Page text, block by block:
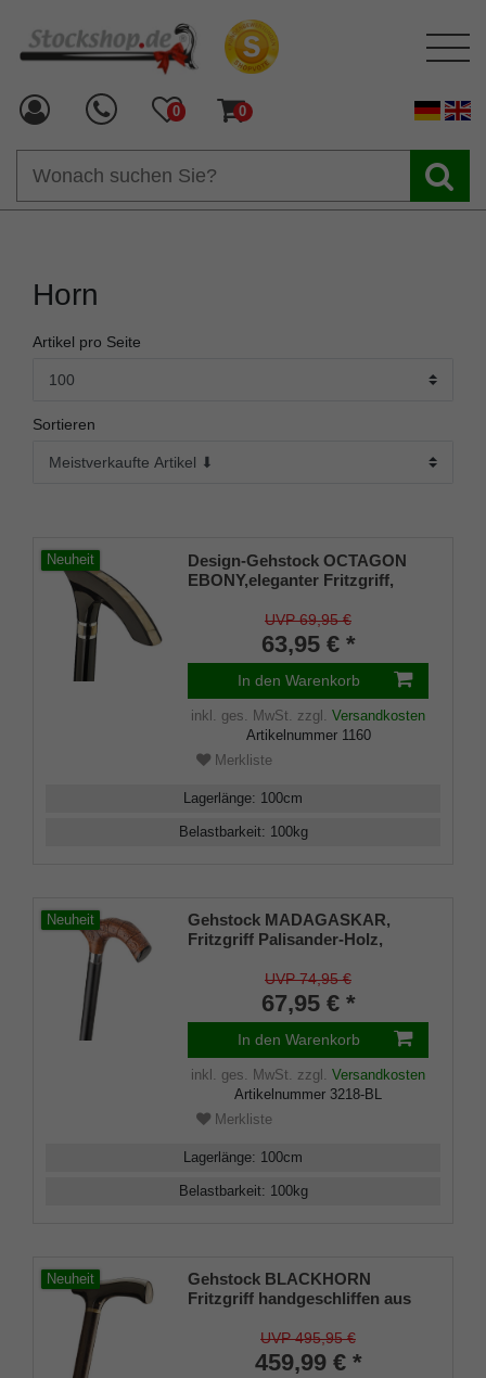
0 0
Horn
Artikel pro Seite
Sortieren
Neuheit
Design-Gehstock OCTAGON
EBONY,eleganter Fritzgriff,
handpoliert, Horn-Intarsien,
Stock Buchenholz schwarz
Ring aus Perlmutt/Onyx.
UVP 69,95 €
63,95 € *
In den Warenkorb
inkl. ges. MwSt. zzgl. Versandkosten
Artikelnummer 1160
Merkliste
Lagerlänge: 100cm
Belastbarkeit: 100kg
Neuheit
Gehstock MADAGASKAR,
Fritzgriff Palisander-Holz,
Wasserbüffel-Horn, Stock
Hartholz schwarz lackiert,
Chromring und Gummipuffer
UVP 74,95 €
67,95 € *
In den Warenkorb
inkl. ges. MwSt. zzgl. Versandkosten
Artikelnummer 3218-BL
Merkliste
Lagerlänge: 100cm
Belastbarkeit: 100kg
Neuheit
Gehstock BLACKHORN
Fritzgriff handgeschliffen aus
auf edlem Ebenholz, Horn-
Design-Ring, inkl. Gummipuffer
UVP 495,95 €
459,99 € *